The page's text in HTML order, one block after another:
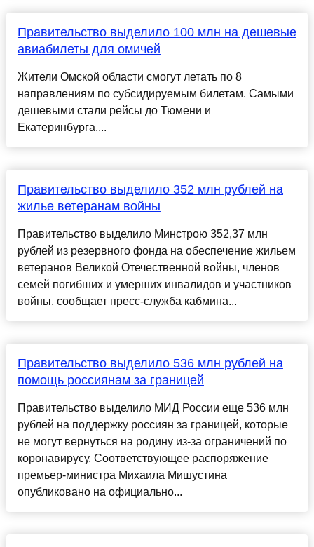
Правительство выделило 100 млн на дешевые
авиабилеты для омичей
Жители Омской области смогут летать по 8
направлениям по субсидируемым билетам. Самыми
дешевыми стали рейсы до Тюмени и
Екатеринбурга....
Правительство выделило 352 млн рублей на
жилье ветеранам войны
Правительство выделило Минстрою 352,37 млн
рублей из резервного фонда на обеспечение жильем
ветеранов Великой Отечественной войны, членов
семей погибших и умерших инвалидов и участников
войны, сообщает пресс-служба кабмина...
Правительство выделило 536 млн рублей на
помощь россиянам за границей
Правительство выделило МИД России еще 536 млн
рублей на поддержку россиян за границей, которые
не могут вернуться на родину из-за ограничений по
коронавирусу. Соответствующее распоряжение
премьер-министра Михаила Мишустина
опубликовано на официально...